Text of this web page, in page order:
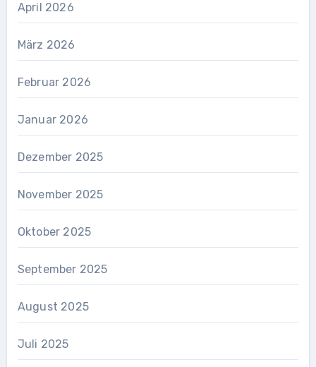
April 2026
März 2026
Februar 2026
Januar 2026
Dezember 2025
November 2025
Oktober 2025
September 2025
August 2025
Juli 2025